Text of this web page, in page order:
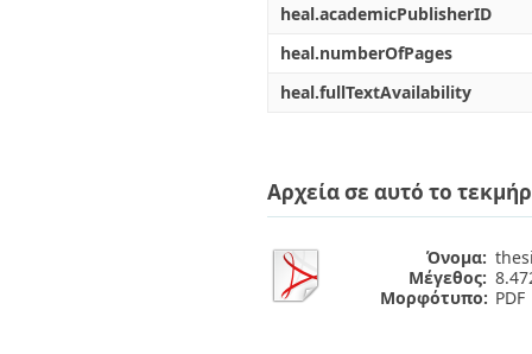
heal.academicPublisherID
heal.numberOfPages
heal.fullTextAvailability
Αρχεία σε αυτό το
Όνομα:
Μέγεθος:
Μορφότυπο: PDF